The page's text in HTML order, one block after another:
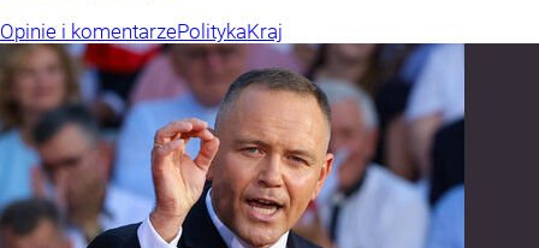
Opinie i komentarzePolitykaKraj